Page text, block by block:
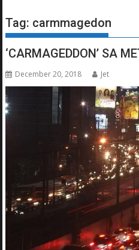
Tag: carmmagedon
‘CARMAGEDDON’ SA
December 20, 2018 Jet